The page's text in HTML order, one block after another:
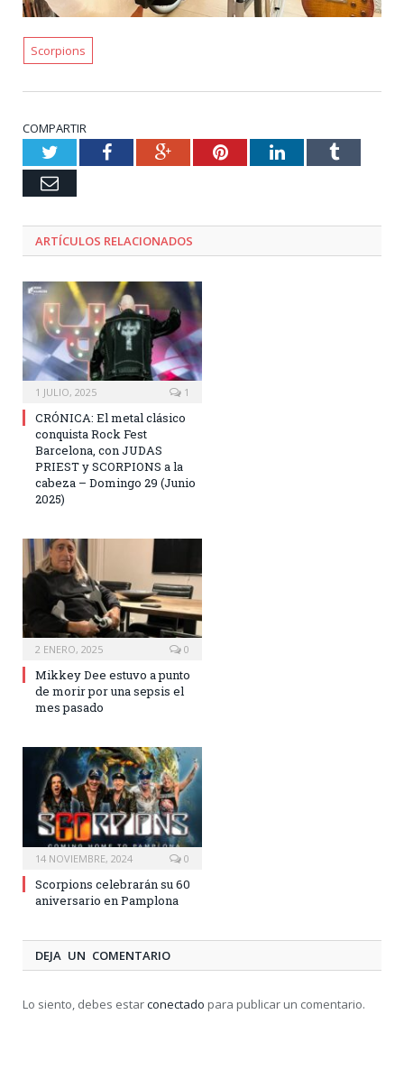
Scorpions
COMPARTIR
TwitterFacebookGoogle+PinterestLinkedInTumblr
Email
ARTÍCULOS RELACIONADOS
1 JULIO, 2025 1
CRÓNICA: El metal clásico
conquista Rock Fest
Barcelona, con JUDAS
PRIEST y SCORPIONS a la
cabeza – Domingo 29 (Junio
2025)
2 ENERO, 2025 0
Mikkey Dee estuvo a punto
de morir por una sepsis el
mes pasado
14 NOVIEMBRE, 2024 0
Scorpions celebrarán su 60
aniversario en Pamplona
DEJA UN COMENTARIO
Lo siento, debes estarconectado para publicar un comentario.